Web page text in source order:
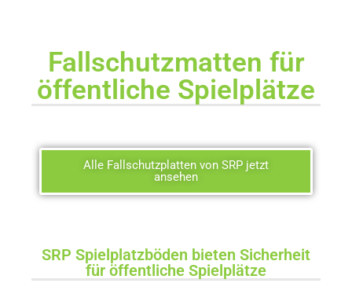
Fallschutzmatten für
öffentliche Spielplätze
Alle Fallschutzplatten von SRP jetzt
ansehen
SRP Spielplatzböden bieten Sicherheit
für öffentliche Spielplätze